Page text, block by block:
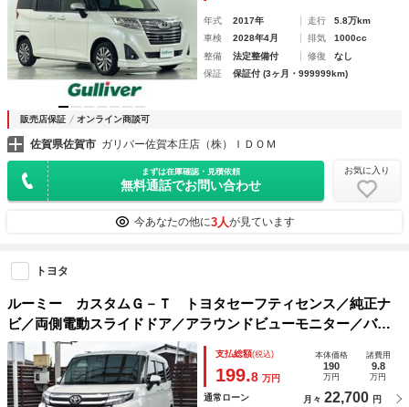
年式 2017年 走行
5.8万km
車検
2028年4月 排気
1000cc
整備
法定整備付 修復
なし
保証
保証付 (3ヶ月・999999km)
販売店保証 オンライン商談可
佐賀県佐賀市 ガリバー佐賀本庄店（株）ＩＤＯＭ
まずは在庫確認・見積依頼
無料通話でお問い合わせ
お気に入り
今あなたの他に3人が見ています
トヨタ
ルーミー カスタムＧ－Ｔ トヨタセーフティセンス／純正ナ
ビ／両側電動スライドドア／アラウンドビューモニター／バッ
クカメラ／オートハイビーム／電動パーキング／オートホール
ド／アダプティブクルーズコントロール／前席シートヒーター
／
支払総額(税込)
199.8 万円
本体価格
190
万円
諸費用
9.8
万円
通常ローン 月々 22,700 円